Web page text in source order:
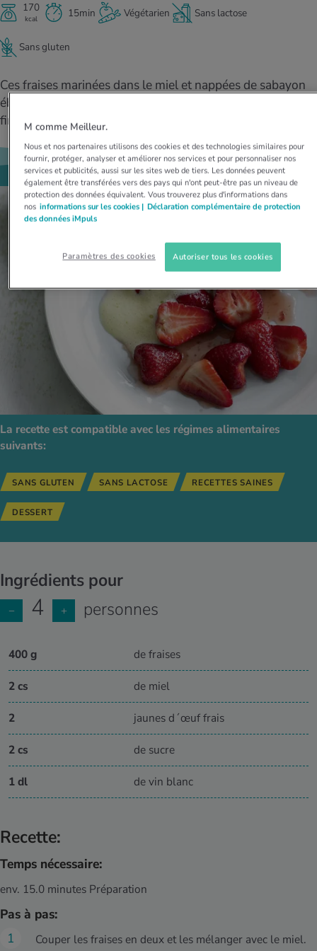
et intolérances
Calculateur d’IMC
Calculez votre besoin en calories
d’hiver
ACTUELS DANS LE DOMAINE MOUVEMENT
Calculer la consommation de calories
Course & Jogging
au quotidien
de relaxation
ACTUELS DANS LE DOMAINE RELAXATION
Travail et santé
Détente active
médical
spécialisée
des femmes
Réduire la tension artérielle
Douleurs nerveuses
ACTUELS DANS LE DOMAINE SERVICE
170
kcal 15min Végétarien Sans lactose
Sans gluten
Ces fraises marinées dans le miel et nappées de sabayon
éblouieront au dessert, à la pause café ou comme touche
finale d'un menu gastronomique.
La recette est compatible avec les régimes alimentaires
suivants:
SANS GLUTEN SANS LACTOSE RECETTES SAINES
DESSERT
Ingrédients pour
− 4 + personnes
400 g de fraises
2 cs de miel
2 jaunes d´œuf frais
2 cs de sucre
1 dl de vin blanc
Recette:
Temps nécessaire:
env. 15.0 minutes Préparation
Pas à pas:
Couper les fraises en deux et les mélanger avec le miel.
M comme Meilleur.
Nous et nos partenaires utilisons des cookies et des technologies similaires pour
fournir, protéger, analyser et améliorer nos services et pour personnaliser nos
services et publicités, aussi sur les sites web de tiers. Les données peuvent
également être transférées vers des pays qui n'ont peut-être pas un niveau de
protection des données équivalent. Vous trouverez plus d'informations dans
nos informations sur les cookies | Déclaration complémentaire de protection
des données iMpuls
Paramètres des cookies Autoriser tous les cookies